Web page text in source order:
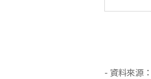
- 資料來源：